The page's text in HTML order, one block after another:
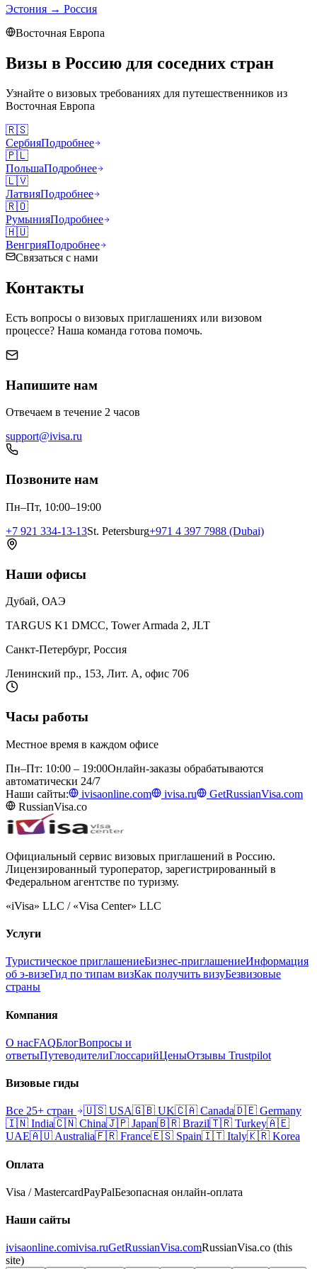
Эстония → Россия
Восточная Европа
Визы в Россию для соседних стран
Узнайте о визовых требованиях для путешественников из
Восточная Европа
🇷🇸
СербияПодробнее
🇵🇱
ПольшаПодробнее
🇱🇻
ЛатвияПодробнее
🇷🇴
РумынияПодробнее
🇭🇺
ВенгрияПодробнее
Связаться с нами
Контакты
Есть вопросы о визовых приглашениях или визовом
процессе? Наша команда готова помочь.
Напишите нам
Отвечаем в течение 2 часов
support@ivisa.ru
Позвоните нам
Пн–Пт, 10:00–19:00
+7 921 334-13-13St. Petersburg+971 4 397 7988 (Dubai)
Наши офисы
Дубай, ОАЭ
TARGUS K1 DMCC, Tower Armada 2, JLT
Санкт-Петербург, Россия
Ленинский пр., 153, Лит. А, офис 706
Часы работы
Местное время в каждом офисе
Пн–Пт: 10:00 – 19:00Онлайн-заказы обрабатываются
автоматически 24/7
Наши сайты:
ivisaonline.com ivisa.ru
GetRussianVisa.com
RussianVisa.co
Официальный сервис визовых приглашений в Россию.
Лицензированный туроператор, зарегистрированный в
Федеральном агентстве по туризму.
«iVisa» LLC / «Visa Center» LLC
Услуги
Туристическое приглашениеБизнес-приглашениеИнформация
об э-визеГид по типам визКак получить визуБезвизовые
страны
Компания
О насFAQБлогВопросы и
ответыПутеводителиГлоссарийЦеныОтзывы Trustpilot
Визовые гиды
Все 25+ стран 🇺🇸 USA🇬🇧 UK🇨🇦 Canada🇩🇪 Germany
🇮🇳 India🇨🇳 China🇯🇵 Japan🇧🇷 Brazil🇹🇷 Turkey🇦🇪
UAE🇦🇺 Australia🇫🇷 France🇪🇸 Spain🇮🇹 Italy🇰🇷 Korea
Оплата
Visa / MastercardPayPalБезопасная онлайн-оплата
Наши сайты
ivisaonline.comivisa.ruGetRussianVisa.comRussianVisa.co (this
site)